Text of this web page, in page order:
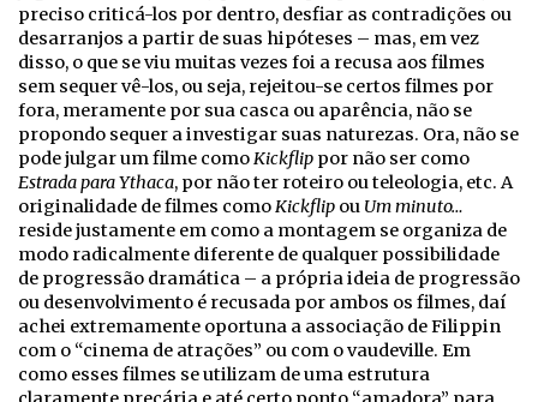
preciso criticá-los por dentro, desfiar as contradições ou
desarranjos a partir de suas hipóteses – mas, em vez
disso, o que se viu muitas vezes foi a recusa aos filmes
sem sequer vê-los, ou seja, rejeitou-se certos filmes por
fora, meramente por sua casca ou aparência, não se
propondo sequer a investigar suas naturezas. Ora, não se
pode julgar um filme comoKickflip por não ser como
Estrada para Ythaca, por não ter roteiro ou teleologia, etc. A
originalidade de filmes comoKickflip ou Um minuto…
reside justamente em como a montagem se organiza de
modo radicalmente diferente de qualquer possibilidade
de progressão dramática – a própria ideia de progressão
ou desenvolvimento é recusada por ambos os filmes, daí
achei extremamente oportuna a associação de Filippin
com o “cinema de atrações” ou com o vaudeville. Em
como esses filmes se utilizam de uma estrutura